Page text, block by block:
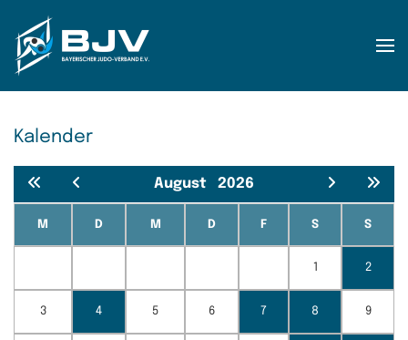
Zum Hauptinhalt springen
Kalender
August 2026
M D M D F S S
1 2
3 4 5 6 7 8 9